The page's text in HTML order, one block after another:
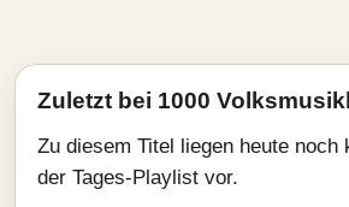
Zuletzt bei 1000
Zu diesem Titel liegen heute noch
der Tages-Playlist vor.